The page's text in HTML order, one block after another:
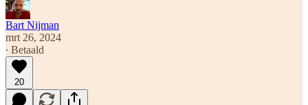
Bart Nijman
mrt 26, 2024
∙ Betaald
20